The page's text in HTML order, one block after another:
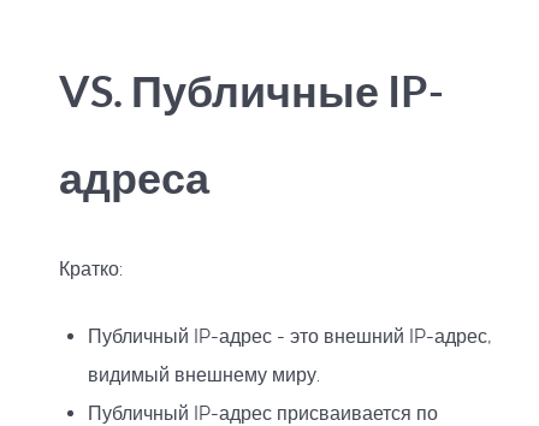
VS. Публичные IP-
адреса
Кратко:
Публичный IP-адрес - это внешний IP-адрес,
видимый внешнему миру.
Публичный IP-адрес присваивается по